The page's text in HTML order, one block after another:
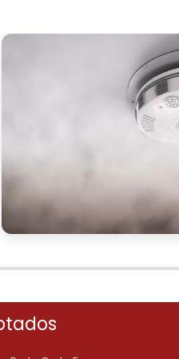
fiscais e
tradicionais,
de carbono.
que
no
impactará
de soluções